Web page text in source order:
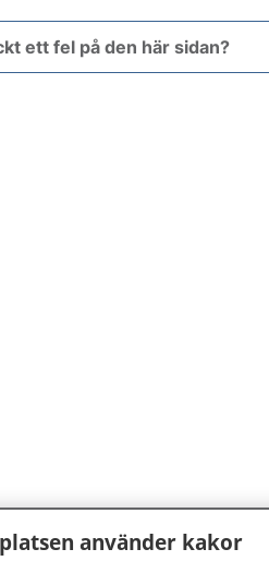
ett fel på den här sidan?
använder kakor